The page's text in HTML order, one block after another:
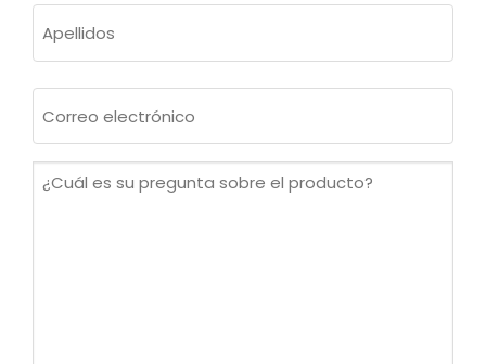
Nombre
electrónico
¿Cuál